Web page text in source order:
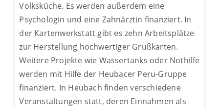
Volksküche. Es werden außerdem eine
Psychologin und eine Zahnärztin finanziert. In
der Kartenwerkstatt gibt es zehn Arbeitsplätze
zur Herstellung hochwertiger Grußkarten.
Weitere Projekte wie Wassertanks oder Nothilfe
werden mit Hilfe der Heubacer Peru-Gruppe
finanziert. In Heubach finden verschiedene
Veranstaltungen statt, deren Einnahmen als